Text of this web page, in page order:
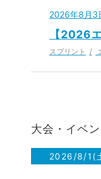
2026年8月3
【2026
スプリント
大会・イベ
2026/8/1(